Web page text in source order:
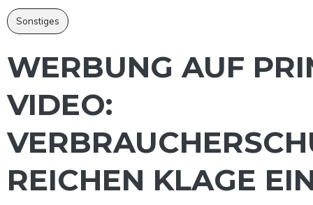
Sonstiges
WERBUNG AUF
VIDEO:
REICHEN KLAGE